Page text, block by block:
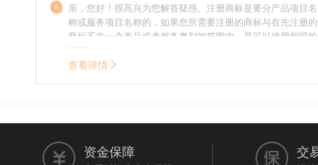
亲，您好！很高兴为您解答疑惑。注册商标是要分产品项目名
称或服务项目名称的，如果您所需要注册的商标与在先注册的
商标不在一个产品或者服务类别的范围内，是可以使用相同的
名称的。希望我的回答能帮到您。
查看详情
资金保障 交